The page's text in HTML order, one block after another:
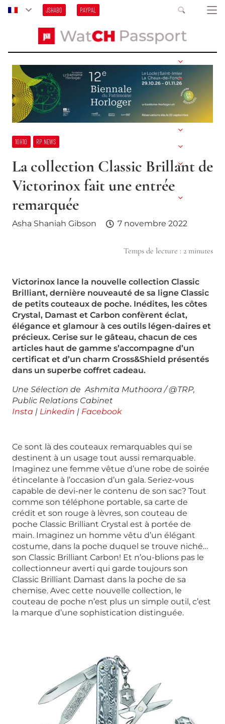
JSHABO PAYPAL
10H10 RP NEWS
La collection Classic Brillant de
Victorinox fait une entrée
remarquée
Asha Shaniah Gibson 7 novembre 2022
Temps de lecture : 2 minutes
Victorinox lance la nouvelle collection Classic
Brilliant, dernière nouveauté de sa ligne Classic
de petits couteaux de poche. Inédites, les côtes
Crystal, Damast et Carbon confèrent éclat,
élégance et glamour à ces outils légen-daires et
précieux. Cerise sur le gâteau, chacun de ces
articles haut de gamme s’accompagne d’un
certificat et d’un charm Cross&Shield présentés
dans un superbe coffret cadeau.
Une Sélection de Ashmita Muthoora / @TRP,
Public Relations Cabinet
Insta | Linkedin | Facebook
Ce sont là des couteaux remarquables qui se
destinent à un usage tout aussi remarquable.
Imaginez une femme vêtue d’une robe de soirée
étincelante à l’occasion d’un gala. Seriez-vous
capable de devi-ner le contenu de son sac? Tout
comme son téléphone portable, sa carte de
crédit et son rouge à lèvres, son couteau de
poche Classic Brilliant Crystal est à portée de
main. Imaginez un homme vêtu d’un élégant
costume, dans la poche duquel se trouve niché…
son Classic Brilliant Carbon! Et n’ou-blions pas le
collectionneur averti qui garde toujours son
Classic Brilliant Damast dans la poche de sa
chemise. Avec cette nouvelle collection, le
couteau de poche n’est plus un simple outil, c’est
la marque d’une sophistication distinguée.